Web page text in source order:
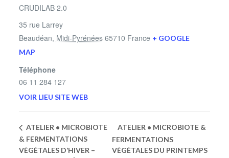
CRUDILAB 2.0
35 rue Larrey
Beaudéan, Midi-Pyrénées 65710 France + GOOGLE
MAP
Téléphone
06 11 284 127
VOIR LIEU SITE WEB
ATELIER • MICROBIOTE
& FERMENTATIONS
VÉGÉTALES D’HIVER –
ATELIER • MICROBIOTE &
FERMENTATIONS
VÉGÉTALES DU PRINTEMPS